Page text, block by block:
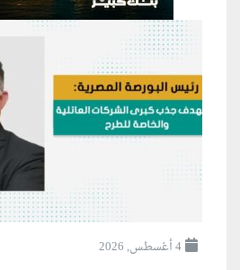
4 أغسطس, 2026